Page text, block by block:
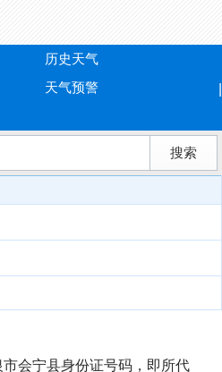
历史天气
天气预警
会宁县身份证号码，即所代